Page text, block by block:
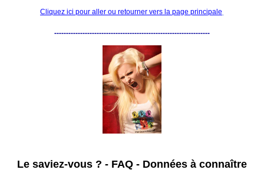
Cliquez ici pour aller ou retourner vers la page principale
------------------------------------------------------------------
Le saviez-vous ? - FAQ - Données à connaître